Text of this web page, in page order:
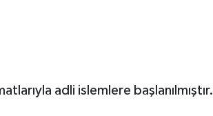
adli islemlere başlanılmıştır.